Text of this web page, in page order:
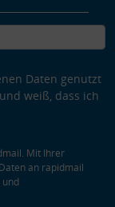
Daten genutzt
weiß, dass ich
Mit Ihrer
an rapidmail
und